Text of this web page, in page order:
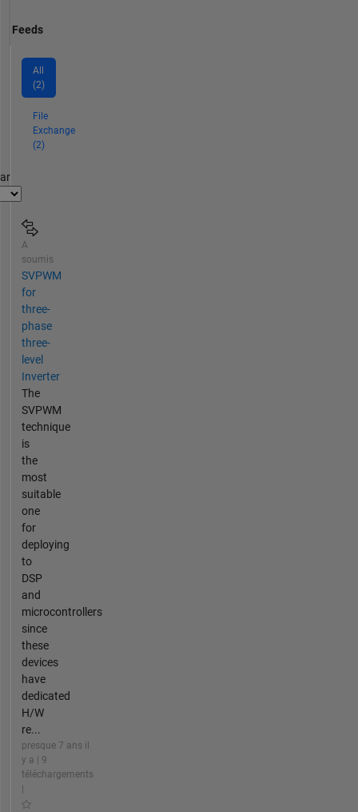
Feeds
All
(2)
File
Exchange
(2)
A
soumis
SVPWM
for
three-
phase
three-
level
Inverter
The
SVPWM
technique
is
the
most
suitable
one
for
deploying
to
DSP
and
microcontrollers
since
these
devices
have
dedicated
H/W
re...
presque 7 ans il
y a | 9
téléchargements
|